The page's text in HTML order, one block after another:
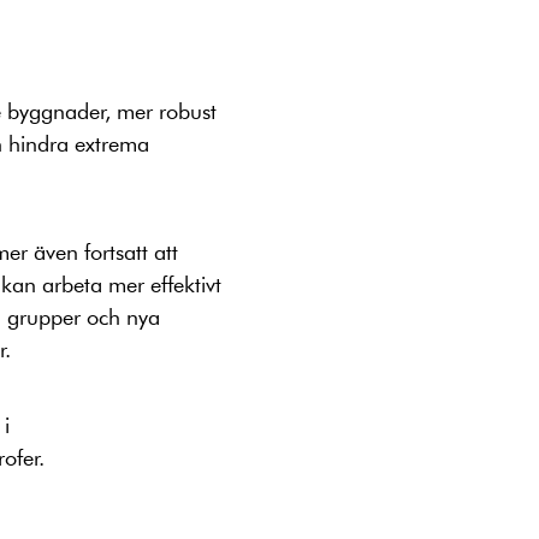
mer robust
extrema
även fortsatt att
arbeta mer effektivt
och nya
i